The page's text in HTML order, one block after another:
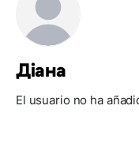
Діана
El usuario no ha